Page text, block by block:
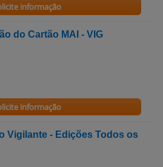
informação
do Cartão MAI - VIG
informação
Vigilante - Edições Todos os